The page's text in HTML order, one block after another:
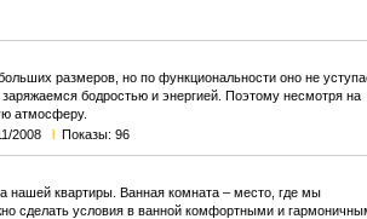
размеров, но по функциональности оно не
бодростью и энергией. Поэтому несмотря на
атмосферу.
2008 l Показы: 96
нашей квартиры. Ванная комната – место, где мы
сделать условия в ванной комфортными и